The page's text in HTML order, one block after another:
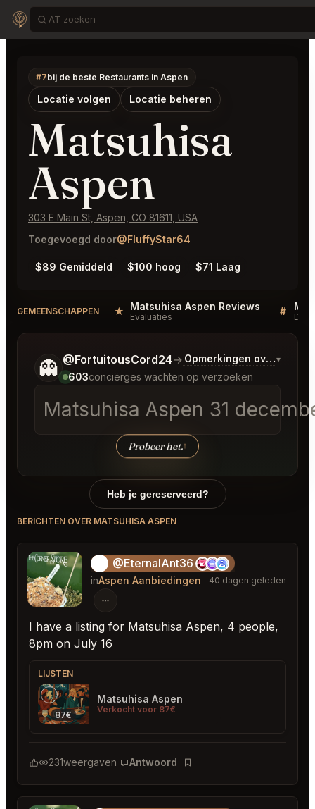
#7bij de beste Restaurants in Aspen
Locatie volgen Locatie beheren
Matsuhisa
Aspen
303 E Main St, Aspen, CO 81611, USA
Toegevoegd door@FluffyStar64
$89 Gemiddeld $100 hoog $71 Laag
GEMEENSCHAPPEN ★ Matsuhisa Aspen Reviews
Evaluaties #
👻 @FortuitousCord24→ Opmerkingen over▾
603conciërges wachten op verzoeken
Matsuhisa Aspen 31
Probeer het.↑
Vertel me wat je wilt.
Heb je gereserveerd?
BERICHTEN OVER MATSUHISA ASPEN
@EternalAnt36
inAspen Aanbiedingen 40 dagen geleden
I have a listing for Matsuhisa Aspen, 4 people,
8pm on July 16
LIJSTEN
87€
Matsuhisa Aspen
Verkocht voor 87€
231weergaven Antwoord
Bladwijzer